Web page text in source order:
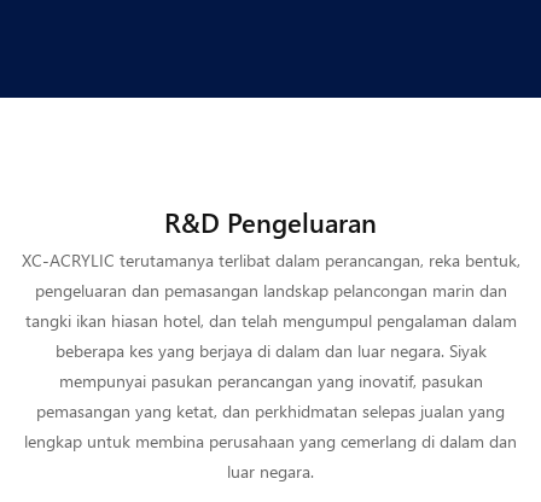
R&D Pengeluaran
XC-ACRYLIC terutamanya terlibat dalam perancangan, reka bentuk,
pengeluaran dan pemasangan landskap pelancongan marin dan
tangki ikan hiasan hotel, dan telah mengumpul pengalaman dalam
beberapa kes yang berjaya di dalam dan luar negara. Siyak
mempunyai pasukan perancangan yang inovatif, pasukan
pemasangan yang ketat, dan perkhidmatan selepas jualan yang
lengkap untuk membina perusahaan yang cemerlang di dalam dan
luar negara.